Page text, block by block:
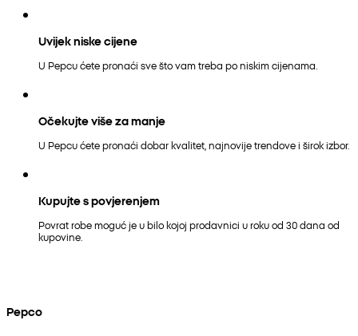
Uvijek niske cijene
U Pepcu ćete pronaći sve što vam treba po niskim cijenama.
Očekujte više za manje
U Pepcu ćete pronaći dobar kvalitet, najnovije trendove i širok izbor.
Kupujte s povjerenjem
Povrat robe moguć je u bilo kojoj prodavnici u roku od 30 dana od
kupovine.
Pepco